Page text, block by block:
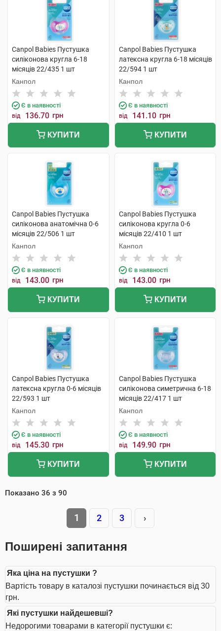
Canpol Babies Пустушка
силіконова кругла 6-18
місяців 22/435 1 шт
Канпол
Є в наявності
від 136.70 грн
КУПИТИ
Canpol Babies Пустушка
латексна кругла 6-18 місяців
22/594 1 шт
Канпол
Є в наявності
від 141.10 грн
КУПИТИ
Canpol Babies Пустушка
силіконова анатомічна 0-6
місяців 22/506 1 шт
Канпол
Є в наявності
від 143.00 грн
КУПИТИ
Canpol Babies Пустушка
силіконова кругла 0-6
місяців 22/410 1 шт
Канпол
Є в наявності
від 143.00 грн
КУПИТИ
Canpol Babies Пустушка
латексна кругла 0-6 місяців
22/593 1 шт
Канпол
Є в наявності
від 145.30 грн
КУПИТИ
Canpol Babies Пустушка
силіконова симетрична 6-18
місяців 22/417 1 шт
Канпол
Є в наявності
від 149.90 грн
КУПИТИ
Показано 36 з 90
1 2 3 ›
Поширені запитання
Яка ціна на пустушки ?
Вартість товару в каталозі пустушки починається від 30
грн.
Які пустушки найдешевші?
Недорогими товарами в категорії пустушки є: